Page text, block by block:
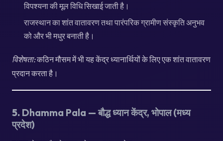
विपश्यना की मूल विधि सिखाई जाती है।
राजस्थान का शांत वातावरण तथा पारंपरिक ग्रामीण संस्कृति अनुभव
को और भी मधुर बनाती है।
विशेषता:कठिन मौसम में भी यह केंद्र ध्यानार्थियों के लिए एक शांत वातावरण
प्रदान करता है।
5. Dhamma Pala — बौद्ध ध्यान केंद्र, भोपाल (मध्य
प्रदेश)